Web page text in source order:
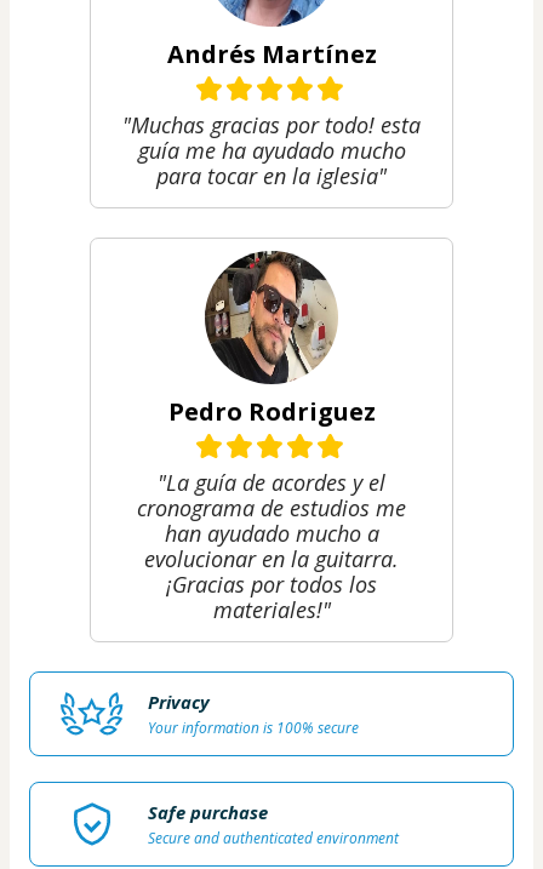
Andrés Martínez
"Muchas gracias por todo! esta
guía me ha ayudado mucho
para tocar en la iglesia"
Pedro Rodriguez
"La guía de acordes y el
cronograma de estudios me
han ayudado mucho a
evolucionar en la guitarra.
¡Gracias por todos los
materiales!"
Privacy
Your information is 100% secure
Safe purchase
Secure and authenticated environment